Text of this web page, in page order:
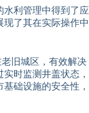
水利管理中得到了应
现了其在实际操作中
旧城区，有效解决
时监测井盖状态，
础设施的安全性，